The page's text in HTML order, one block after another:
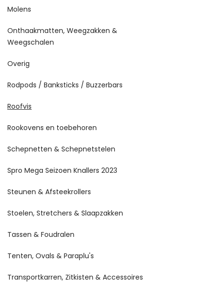
Molens
Onthaakmatten, Weegzakken &
Weegschalen
Overig
Rodpods / Banksticks / Buzzerbars
Roofvis
Rookovens en toebehoren
Schepnetten & Schepnetstelen
Spro Mega Seizoen Knallers 2023
Steunen & Afsteekrollers
Stoelen, Stretchers & Slaapzakken
Tassen & Foudralen
Tenten, Ovals & Paraplu's
Transportkarren, Zitkisten & Accessoires